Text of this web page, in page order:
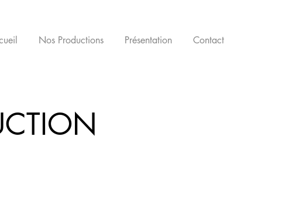
Nos Productions Présentation Contact